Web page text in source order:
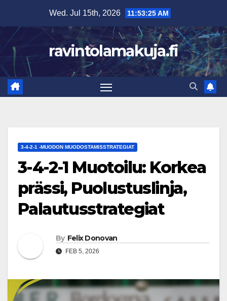
content
Wed. Jul 15th, 2026 11:53:26 AM
ravintolamakuja.fi
3-4-2-1 -MUODON MUODOSTAMISSTRATEGIAT
3-4-2-1 Muotoilu: Korkea
prässi, Puolustuslinja,
Palautusstrategiat
By Felix Donovan
FEB 5, 2026